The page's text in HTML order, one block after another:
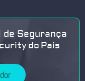
Segurança
do País